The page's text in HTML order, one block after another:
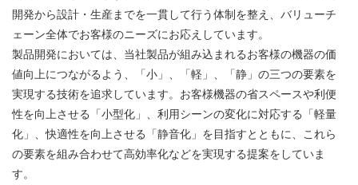
開発から設計・生産までを一貫して行う体制を整え、バリューチ
ェーン全体でお客様のニーズにお応えしています。
製品開発においては、当社製品が組み込まれるお客様の機器の価
値向上につながるよう、「小」、「軽」、「静」の三つの要素を
実現する技術を追求しています。お客様機器の省スペースや利便
性を向上させる「小型化」、利用シーンの変化に対応する「軽量
化」、快適性を向上させる「静音化」を目指すとともに、これら
の要素を組み合わせて高効率化などを実現する提案をしていま
す。